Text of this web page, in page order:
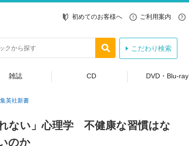
初めてのお客様へ ご利用案内
こだわり検索
雑誌 CD DVD・Blu-ray
集英社新書
れない」心理学 不健康な習慣はな
のか